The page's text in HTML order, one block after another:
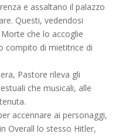
e assaltano il palazzo
Questi, vedendosi
che lo accoglie
compito di mietitrice di
Pastore rileva gli
che musicali, alle
accennare ai personaggi,
Overall lo stesso Hitler,